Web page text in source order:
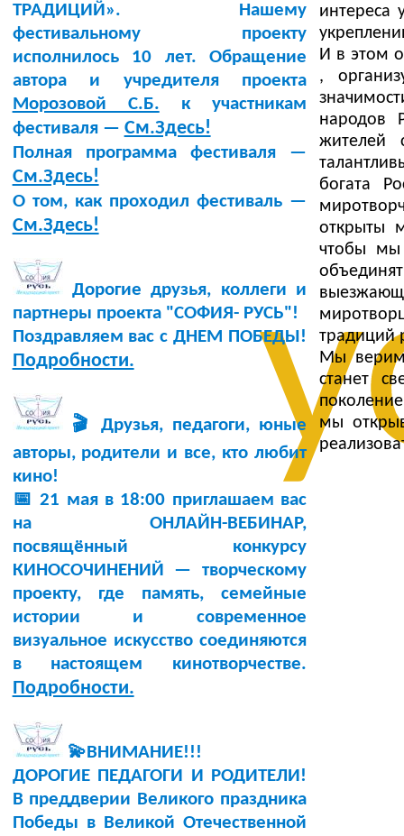
ТРАДИЦИЙ». Нашему
фестивальному проекту
исполнилось 10 лет. Обращение
автора и учредителя проекта
Морозовой С.Б. к участникам
фестиваля — См.Здесь!
Полная программа фестиваля —
См.Здесь!
О том, как проходил фестиваль —
См.Здесь!
Дорогие друзья, коллеги и
партнеры проекта "СОФИЯ- РУСЬ"!
Поздравляем вас с ДНЕМ ПОБЕДЫ!
Подробности.
🎬 Друзья, педагоги, юные
авторы, родители и все, кто любит
кино!
📅 21 мая в 18:00 приглашаем вас
на ОНЛАЙН-ВЕБИНАР,
посвящённый конкурсу
КИНОСОЧИНЕНИЙ — творческому
проекту, где память, семейные
истории и современное
визуальное искусство соединяются
в настоящем кинотворчестве.
Подробности.
💫ВНИМАНИЕ!!!
ДОРОГИЕ ПЕДАГОГИ И РОДИТЕЛИ!
В преддверии Великого праздника
Победы в Великой Отечественной
интереса
И в этом
,
народов
жителей
богата
открыты
чтобы мы
традиций
Мы
станет
мы